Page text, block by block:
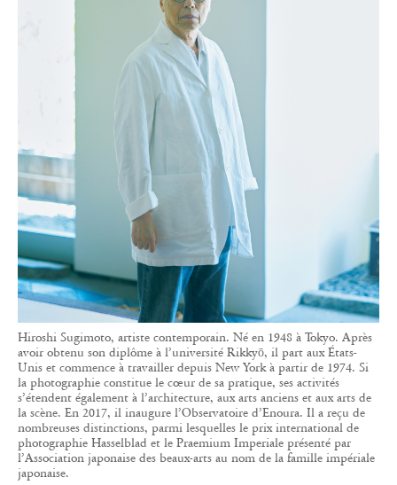
Hiroshi Sugimoto, artiste contemporain. Né en 1948 à Tokyo. Après
avoir obtenu son diplôme à l’université Rikkyō, il part aux États-
Unis et commence à travailler depuis New York à partir de 1974. Si
la photographie constitue le cœur de sa pratique, ses activités
s’étendent également à l’architecture, aux arts anciens et aux arts de
la scène. En 2017, il inaugure l’Observatoire d’Enoura. Il a reçu de
nombreuses distinctions, parmi lesquelles le prix international de
photographie Hasselblad et le Praemium Imperiale présenté par
l’Association japonaise des beaux-arts au nom de la famille impériale
japonaise.